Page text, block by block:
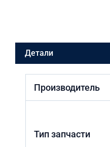
Детали
Производитель
Тип запчасти